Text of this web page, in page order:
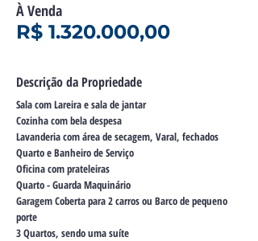
À Venda
R$ 1.320.000,00
Descrição da Propriedade
Sala com Lareira e sala de jantar
Cozinha com bela despesa
Lavanderia com área de secagem, Varal, fechados
Quarto e Banheiro de Serviço
Oficina com prateleiras
Quarto - Guarda Maquinário
Garagem Coberta para 2 carros ou Barco de pequeno
porte
3 Quartos, sendo uma suíte